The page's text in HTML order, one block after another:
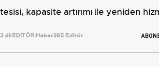
kapasite artırımı ile yeniden
2 dkEDİTÖR:Haber365 Editör